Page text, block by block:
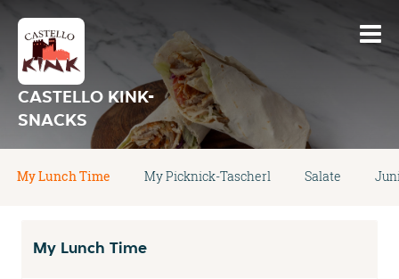
CASTELLO KINK-
SNACKS
My Lunch Time My Picknick-Tascherl Salate
My Lunch Time